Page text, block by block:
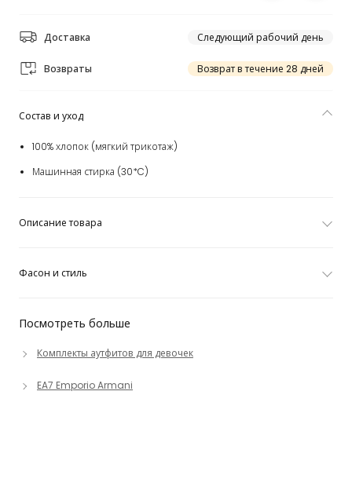
Доставка Следующий рабочий день
Возвраты Возврат в течение 28 дней
Посмотреть больше
Комплекты аутфитов для девочек
EA7 Emporio Armani
Состав и уход
100% хлопок (мягкий трикотаж)
Машинная стирка (30*C)
Описание товара
Фасон и стиль